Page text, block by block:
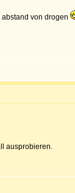
von drogen
ausprobieren.